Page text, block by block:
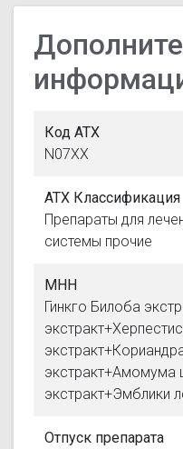
Код АТХ
N07XX
АТХ Классификация
Препараты для
системы прочие
МНН
Гинкго Билоба
экстракт+Амомума
экстракт+Эмблики
Отпуск препарата